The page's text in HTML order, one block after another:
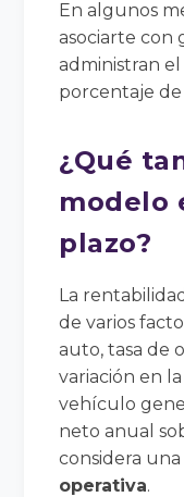
En algunos
asociarte con
administran
porcentaje de
¿Qué
modelo
plazo?
La
de varios
auto, tasa de
variación en
vehículo
neto anual
considera una
operativa.